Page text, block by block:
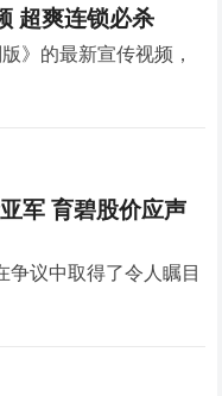
超爽连锁必杀
》的最新宣传视频，
军 育碧股价应声
议中取得了令人瞩目